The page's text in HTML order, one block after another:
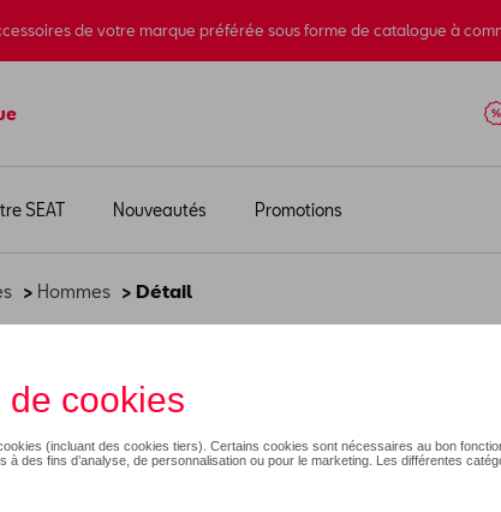
de votre marque préférée sous forme de catalogue à
SEAT Nouveautés Promotions
> Hommes > Détail